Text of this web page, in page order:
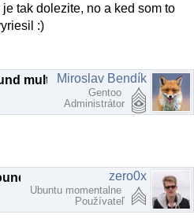
tak dolezite, no a ked som to
:)
Re: problem so "sound multitasking" a problem s tlacitkami na upravu hlasitosti
Miroslav Bendík
Gentoo
Administrátor
zero0x
Ubuntu momentalne
Používateľ